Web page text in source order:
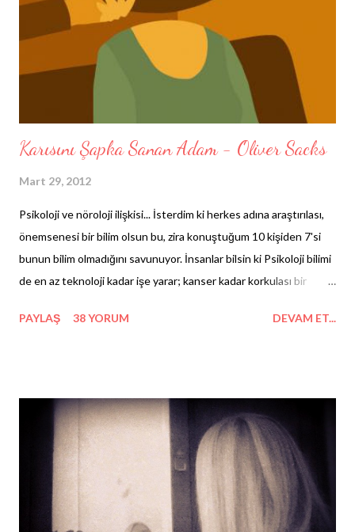
Karısını Şapka Sanan Adam - Oliver Sacks
Mart 29, 2012
Psikoloji ve nöroloji ilişkisi... İsterdim ki herkes adına araştırılası,
önemsenesi bir bilim olsun bu, zira konuştuğum 10 kişiden 7'si
bunun bilim olmadığını savunuyor. İnsanlar bilsin ki Psikoloji bilimi
de en az teknoloji kadar işe yarar; kanser kadar korkulası bir
şimdi size nörolojik bir rahatsızlıktan bahsetmek istiyorum. Peşin
(prosopagnostik), en yakını olan kişilerin bile yüzlerini
tanıyamamaya başlıyor... Hastalığının ilk evrelerinde
çevresindekilerin suratının sürekli değiştiğine şahit olan
prosopagnostik, yorgunluk ya da benzeri nedenlerden ötürü
sanrılar gördüğünü sanır. Zamanla artan ve neredeyse her yeni
karşılaşmada tanıdığı simalar yerine değişen suratları gören
PAYLAŞ 38 YORUM DEVAM ET...